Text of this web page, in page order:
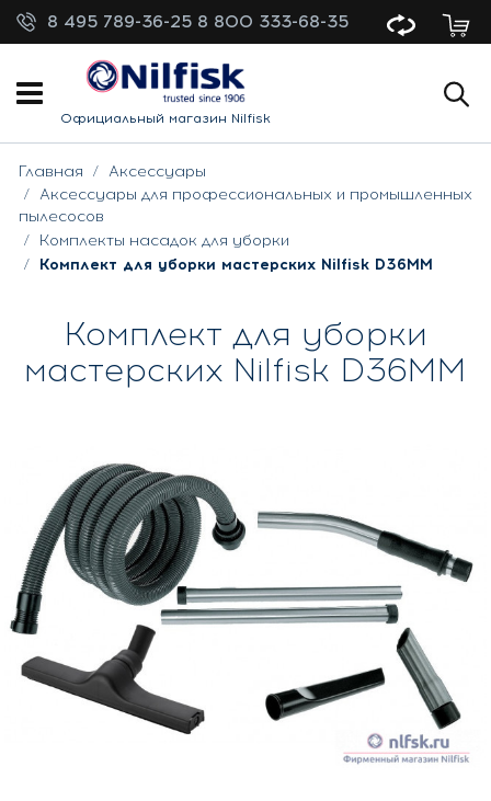
8 495 789-36-25 8 800 333-68-35
Официальный магазин Nilfisk
Главная
Аксессуары
Аксессуары для профессиональных и промышленных
пылесосов
Комплекты насадок для уборки
Комплект для уборки мастерских Nilfisk D36MM
Комплект для уборки
мастерских Nilfisk D36MM